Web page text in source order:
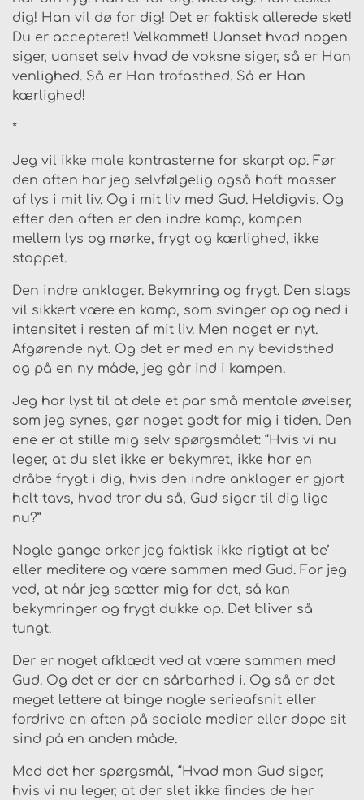
dig! Han vil dø for dig! Det er faktisk allerede sket!
Du er accepteret! Velkommet! Uanset hvad nogen
siger, uanset selv hvad de voksne siger, så er Han
venlighed. Så er Han trofasthed. Så er Han
kærlighed!
*
Jeg vil ikke male kontrasterne for skarpt op. Før
den aften har jeg selvfølgelig også haft masser
af lys i mit liv. Og i mit liv med Gud. Heldigvis. Og
efter den aften er den indre kamp, kampen
mellem lys og mørke, frygt og kærlighed, ikke
stoppet.
Den indre anklager. Bekymring og frygt. Den slags
vil sikkert være en kamp, som svinger op og ned i
intensitet i resten af mit liv. Men noget er nyt.
Afgørende nyt. Og det er med en ny bevidsthed
og på en ny måde, jeg går ind i kampen.
Jeg har lyst til at dele et par små mentale øvelser,
som jeg synes, gør noget godt for mig i tiden. Den
ene er at stille mig selv spørgsmålet: “Hvis vi nu
leger, at du slet ikke er bekymret, ikke har en
dråbe frygt i dig, hvis den indre anklager er gjort
helt tavs, hvad tror du så, Gud siger til dig lige
nu?”
Nogle gange orker jeg faktisk ikke rigtigt at be’
eller meditere og være sammen med Gud. For jeg
ved, at når jeg sætter mig for det, så kan
bekymringer og frygt dukke op. Det bliver så
tungt.
Der er noget afklædt ved at være sammen med
Gud. Og det er der en sårbarhed i. Og så er det
meget lettere at binge nogle serieafsnit eller
fordrive en aften på sociale medier eller dope sit
sind på en anden måde.
Med det her spørgsmål, “Hvad mon Gud siger,
hvis vi nu leger, at der slet ikke findes de her